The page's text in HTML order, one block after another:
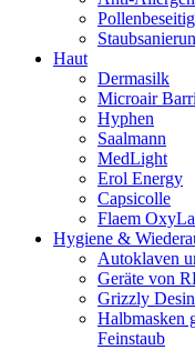
Haut
Dermasilk
Microair
Hyphen
Saalmann
MedLight
Erol Energy
Capsicolle
Flaem
Hygiene &
Autoklaven
Geräte von
Grizzly
Halbmasken
Feinstaub